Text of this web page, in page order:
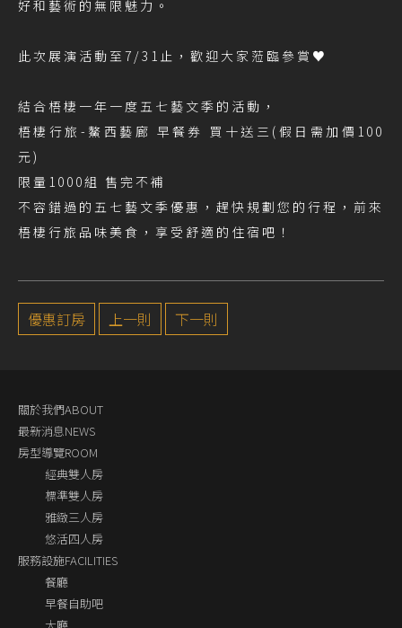
好和藝術的無限魅力。
此次展演活動至7/31止，歡迎大家蒞臨參賞♥
結合梧棲一年一度五七藝文季的活動，
梧棲行旅-鰲西藝廊 早餐券 買十送三(假日需加價100
元)
限量1000組 售完不補
不容錯過的五七藝文季優惠，趕快規劃您的行程，前來
梧棲行旅品味美食，享受舒適的住宿吧！
優惠訂房 上一則 下一則
關於我們ABOUT
最新消息NEWS
房型導覽ROOM
經典雙人房
標準雙人房
雅緻三人房
悠活四人房
服務設施FACILITIES
餐廳
早餐自助吧